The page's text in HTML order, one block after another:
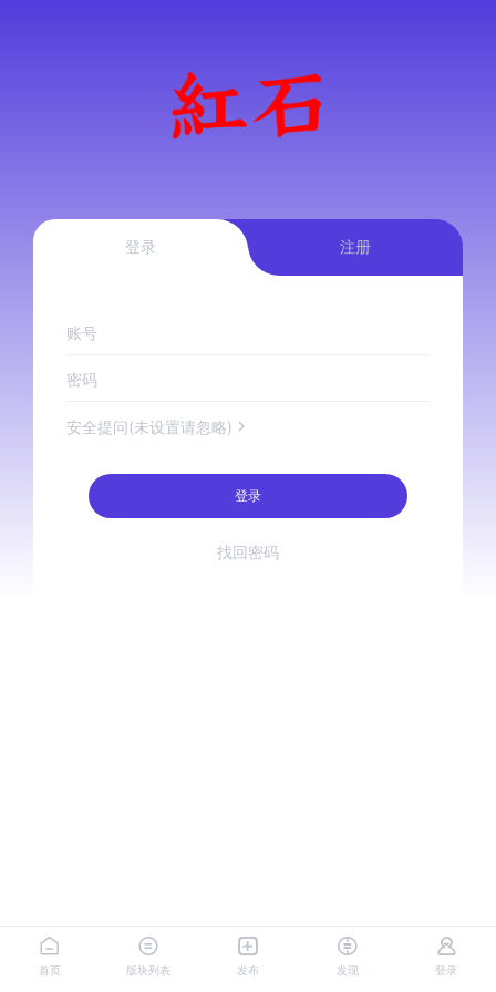
登录 注册
账号
密码
安全提问(未设置请忽略)
登录
找回密码
首页 版块列表 发布 发现 登录